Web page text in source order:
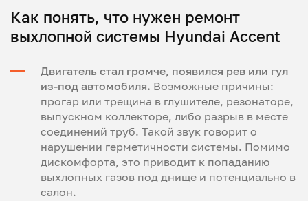
Как понять, что нужен ремонт
выхлопной системы Hyundai Accent
Двигатель стал громче, появился рев или гул
из-под автомобиля. Возможные причины:
прогар или трещина в глушителе, резонаторе,
выпускном коллекторе, либо разрыв в месте
соединений труб. Такой звук говорит о
нарушении герметичности системы. Помимо
дискомфорта, это приводит к попаданию
выхлопных газов под днище и потенциально в
салон.